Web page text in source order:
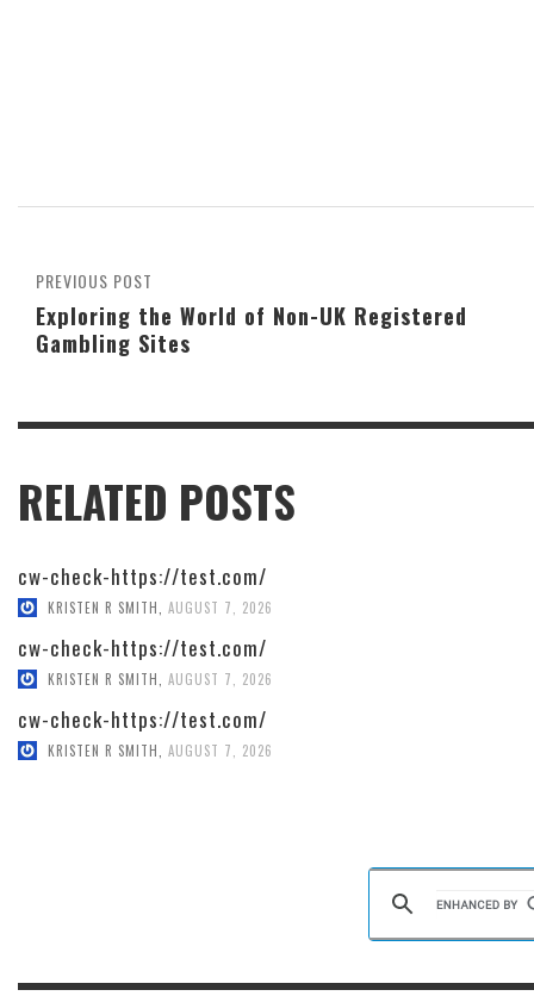
PREVIOUS POST
Exploring the World of Non-UK Registered
Gambling Sites
RELATED POSTS
cw-check-https://test.com/
KRISTEN R SMITH AUGUST 7, 2026
cw-check-https://test.com/
KRISTEN R SMITH AUGUST 7, 2026
cw-check-https://test.com/
KRISTEN R SMITH AUGUST 7, 2026